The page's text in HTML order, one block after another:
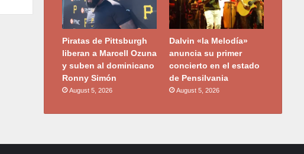
Piratas de Pittsburgh
liberan a Marcell Ozuna
y suben al dominicano
Ronny Simón
August 5, 2026
Dalvin «la Melodía»
anuncia su primer
concierto en el estado
de Pensilvania
August 5, 2026